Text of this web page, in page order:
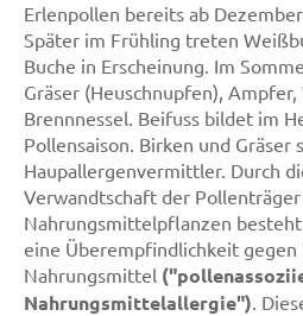
Erlenpollen bereits ab
Später im Frühling treten
Buche in Erscheinung. Im
Gräser (Heuschnupfen),
Brennnessel. Beifuss bildet im
Pollensaison. Birken und Gräser
Haupallergenvermittler. Durch
Verwandtschaft der
Nahrungsmittelpflanzen
eine Überempfindlichkeit
Nahrungsmittel
Nahrungsmittelallergie").